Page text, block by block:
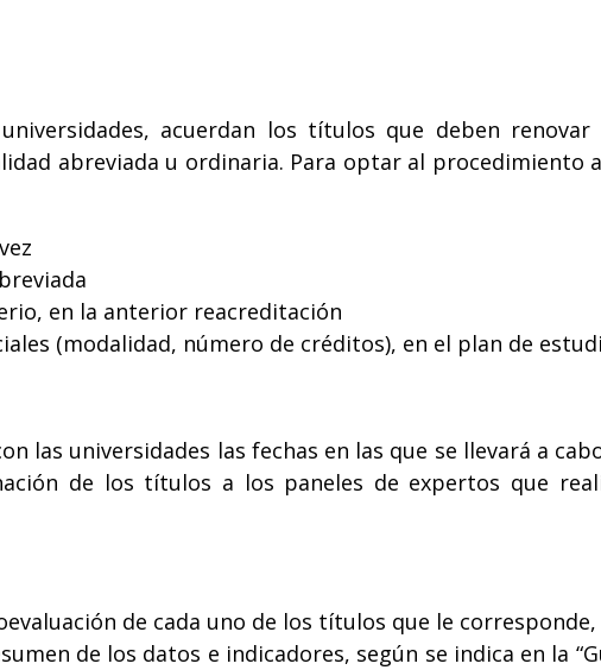
acuerdan los títulos que deben
abreviada u ordinaria. Para optar al
en la anterior reacreditación
(modalidad, número de créditos), en el plan de
las universidades las fechas en las que se llevará a
de los títulos a los paneles de expertos que
de cada uno de los títulos que le
de los datos e indicadores, según se indica en la